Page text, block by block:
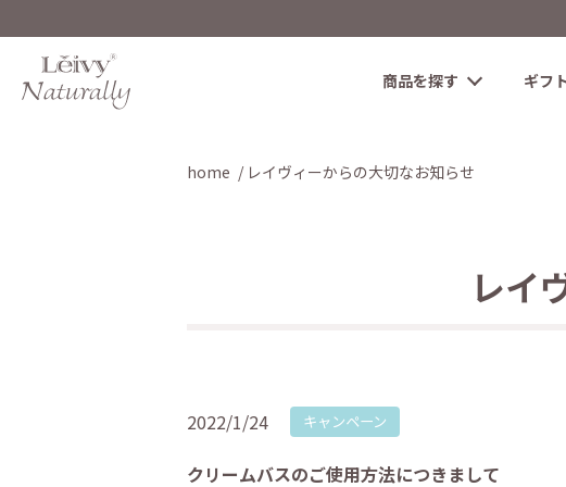
商品を探す ギフ
home レイヴィーからの大切なお知らせ
レイ
2022/1/24 キャンペーン
クリームバスのご使用方法につきまして